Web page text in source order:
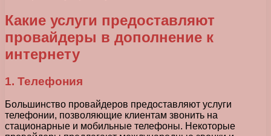
Какие услуги предоставляют
провайдеры в дополнение к
интернету
1. Телефония
Большинство провайдеров предоставляют услуги
телефонии, позволяющие клиентам звонить на
стационарные и мобильные телефоны. Некоторые